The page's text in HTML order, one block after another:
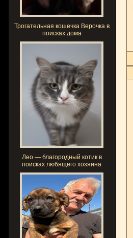
Трогательная кошечка Верочка в
поисках дома
Лео — благородный котик в
поисках любящего хозяина